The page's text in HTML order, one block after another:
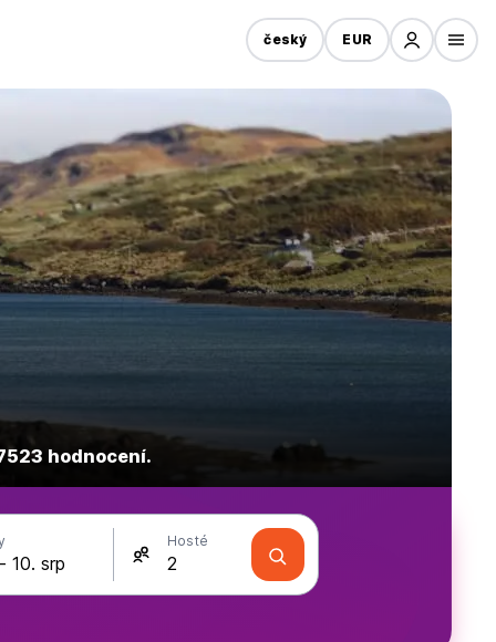
český EUR
hodnocení.
Hosté